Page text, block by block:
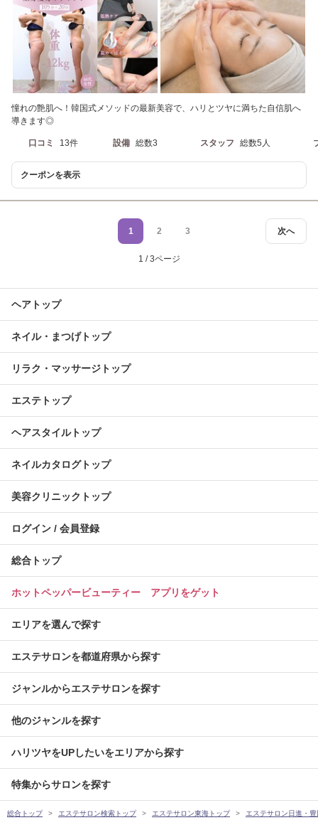
憧れの艶肌へ！韓国式メソッドの最新美容で、ハリとツヤに満ちた自信肌へ
導きます◎
口コミ 13件 設備 総数3 スタッフ 総数5人
クーポンを表示
次へ
1 2 3
1 / 3ページ
ヘアトップ
ネイル・まつげトップ
リラク・マッサージトップ
エステトップ
ヘアスタイルトップ
ネイルカタログトップ
美容クリニックトップ
ログイン / 会員登録
総合トップ
ホットペッパービューティー アプリをゲット
エリアを選んで探す
エステサロンを都道府県から探す
ジャンルからエステサロンを探す
他のジャンルを探す
ハリツヤをUPしたいをエリアから探す
特集からサロンを探す
総合トップ エステサロン検索トップ エステサロン東海トップ エステサロン日進・